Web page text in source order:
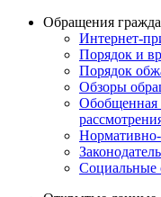
Обращения
Интернет-
Порядок и
Порядок
Обзоры
Обобщенная
Нормативно-
Социальные